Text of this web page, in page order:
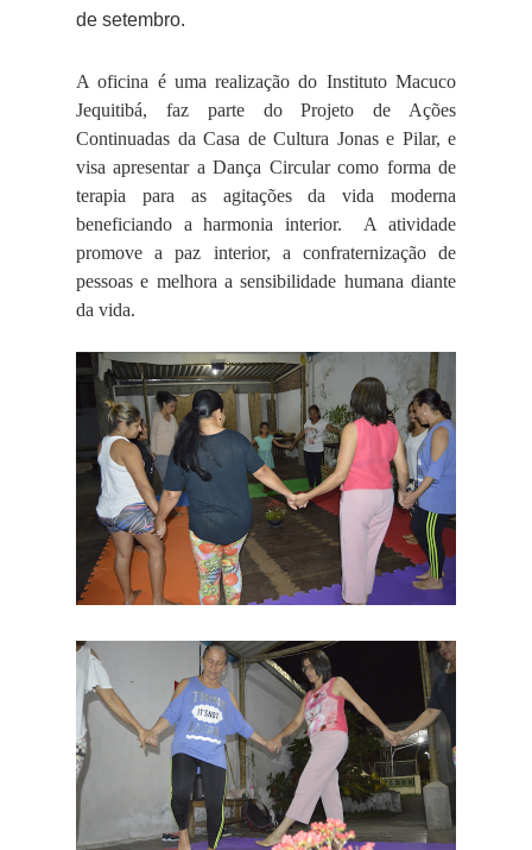
de setembro.
A oficina é uma realização do Instituto Macuco
Jequitibá, faz parte do Projeto de Ações
Continuadas da Casa de Cultura Jonas e Pilar, e
visa apresentar a Dança Circular como forma de
terapia para as agitações da vida moderna
beneficiando a harmonia interior.
A atividade
promove a paz interior, a confraternização de
pessoas e melhora a sensibilidade humana diante
da vida.